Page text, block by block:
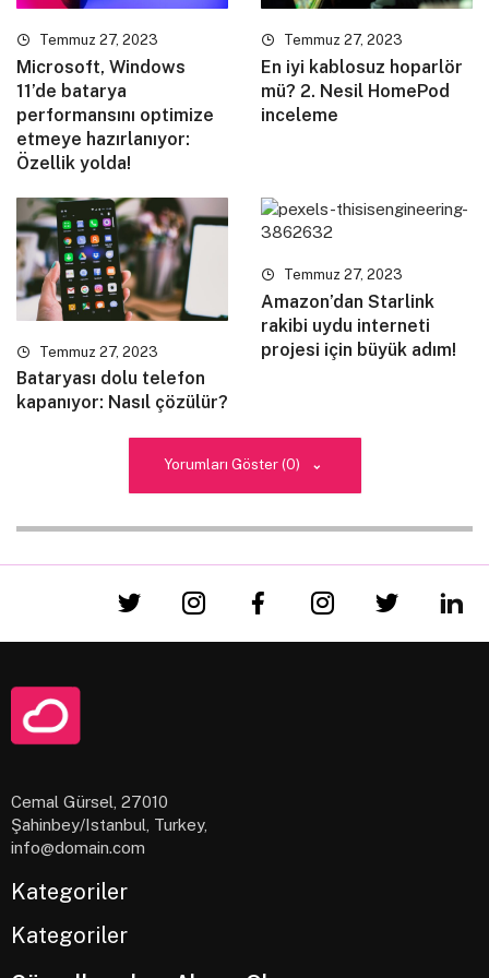
purus auctor nunc, eu vulputate orci est eget neque.
Quisque vehicula eget arcu sit amet pretium.
Vestibulum ante ipsum primis in faucibus orci luctus et
ultrices posuere cubilia curae; In vel diam lacinia,
gravida augue eget, consequat ligula. Maecenas vitae
ipsum nec nulla euismod varius. Pellentesque habitant
morbi tristique senectus et netus et malesuada fames
Lorem ipsum dolor sit amet, consectetur adipiscing
elit.
Proin non risus sed lectus mattis rhoncus eget sed
tellus.
quis odio.
Temmuz 27, 2023
Microsoft, Windows
11’de batarya
performansını optimize
etmeye hazırlanıyor:
Özellik yolda!
Temmuz 27, 2023
En iyi kablosuz hoparlör
mü? 2. Nesil HomePod
inceleme
Temmuz 27, 2023
Bataryası dolu telefon
kapanıyor: Nasıl çözülür?
Temmuz 27, 2023
Amazon’dan Starlink
rakibi uydu interneti
projesi için büyük adım!
Yorumları Göster (0)
Cemal Gürsel, 27010
Şahinbey/Istanbul, Turkey,
info@domain.com
Kategoriler
Kategoriler